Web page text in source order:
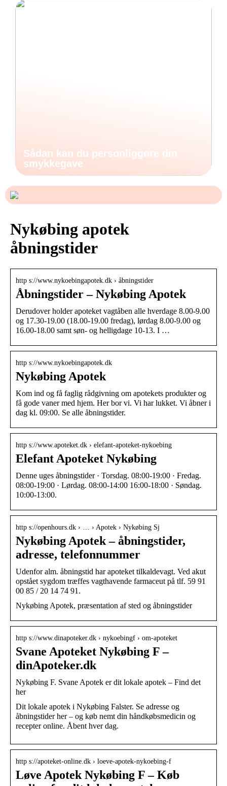
Sådan kan du personliggøre din
smykkegave
Nykøbing apotek
åbningstider
http s://www.nykoebingapotek.dk › åbningstider
Åbningstider – Nykøbing Apotek
Derudover holder apoteket vagtåben alle hverdage 8.00-9.00
og 17.30-19.00 (18.00-19.00 fredag), lørdag 8.00-9.00 og
16.00-18.00 samt søn- og helligdage 10-13. I …
http s://www.nykoebingapotek.dk
Nykøbing Apotek
Kom ind og få faglig rådgivning om apotekets produkter og
få gode vaner med hjem. Her bor vi. Vi har lukket. Vi åbner i
dag kl. 09:00. Se alle åbningstider.
http s://www.apoteket.dk › elefant-apoteket-nykoebing
Elefant Apoteket Nykøbing
Denne uges åbningstider · Torsdag. 08:00-19:00 · Fredag.
08:00-19:00 · Lørdag. 08:00-14:00 16:00-18:00 · Søndag.
10:00-13:00.
http s://openhours.dk › … › Apotek › Nykøbing Sj
Nykøbing Apotek – åbningstider,
adresse, telefonnummer
Udenfor alm. åbningstid har apoteket tilkaldevagt. Ved akut
opstået sygdom træffes vagthavende farmaceut på tlf. 59 91
00 85 / 20 14 74 91.
Nykøbing Apotek, præsentation af sted og åbningstider
http s://www.dinapoteker.dk › nykoebingf › om-apoteket
Svane Apoteket Nykøbing F –
dinApoteker.dk
Nykøbing F. Svane Apotek er dit lokale apotek – Find det
her
Dit lokale apotek i Nykøbing Falster. Se adresse og
åbningstider her – og køb nemt din håndkøbsmedicin og
recepter online. Åbent hver dag.
http s://apoteket-online.dk › loeve-apotek-nykoebing-f
Løve Apotek Nykøbing F – Køb